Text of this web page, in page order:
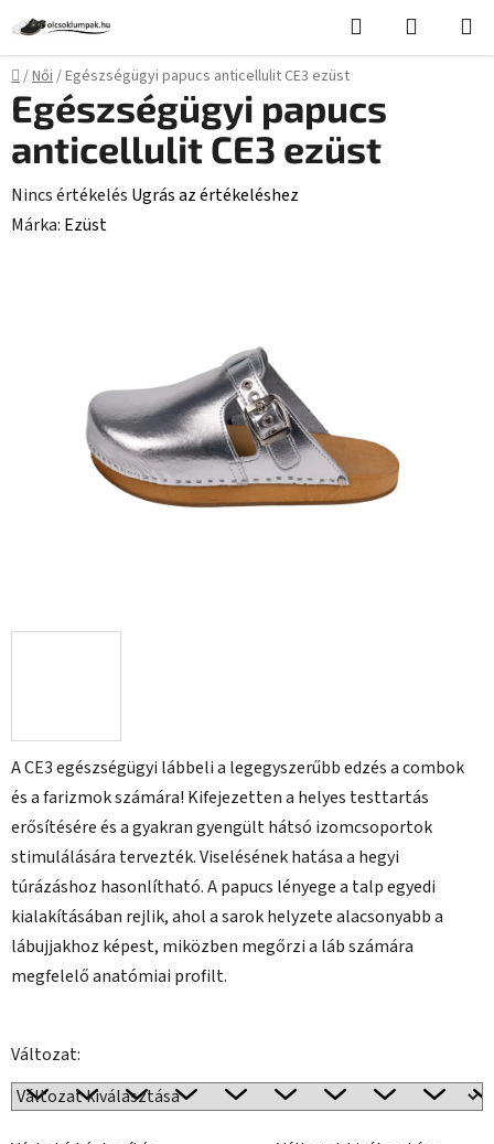
fő
tartalomhoz
Keresés KOSÁR
Kezdőlap
/Női/Egészségügyi papucs anticellulit CE3 ezüst
A CE3 egészségügyi lábbeli a legegyszerűbb edzés a combok
és a farizmok számára! Kifejezetten a helyes testtartás
erősítésére és a gyakran gyengült hátsó izomcsoportok
stimulálására tervezték. Viselésének hatása a hegyi
túrázáshoz hasonlítható. A papucs lényege a talp egyedi
kialakításában rejlik, ahol a sarok helyzete alacsonyabb a
lábujjakhoz képest, miközben megőrzi a láb számára
megfelelő anatómiai profilt.
Változat:
Egészségügyi papucs
anticellulit CE3 ezüst
A
termék
Nincs értékelés Ugrás az értékeléshez
Márka: Ezüst